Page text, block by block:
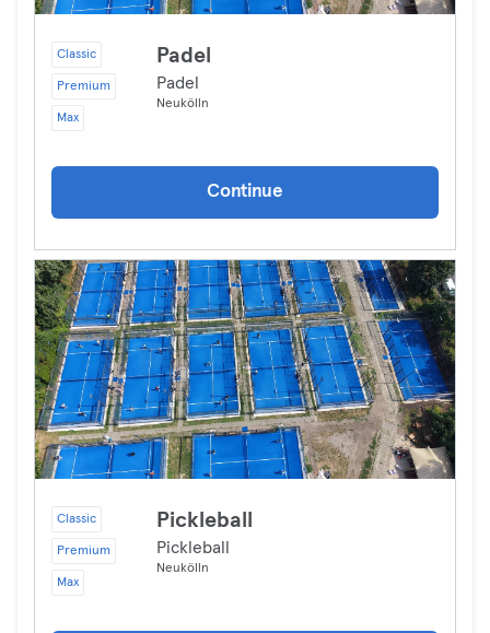
Classic
Premium
Max
Padel
Padel
Neukölln
Continue
Classic
Premium
Max
Pickleball
Pickleball
Neukölln